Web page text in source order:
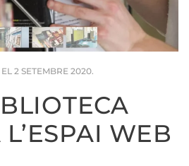
EL 2 SETEMBRE 2020.
WEB